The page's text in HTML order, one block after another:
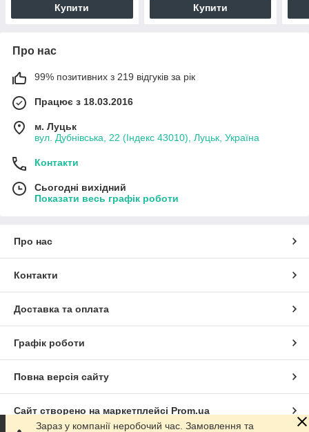
Купити Купити
Про нас
99% позитивних з 219 відгуків за рік
Працює з 18.03.2016
м. Луцьк
вул. Дубнівська, 22 (Індекс 43010), Луцьк, Україна
Контакти
Сьогодні вихідний
Показати весь графік роботи
Про нас
Контакти
Доставка та оплата
Графік роботи
Повна версія сайту
Сайт створено на маркетплейсі Prom.ua
Зараз у компанії неробочий час. Замовлення та